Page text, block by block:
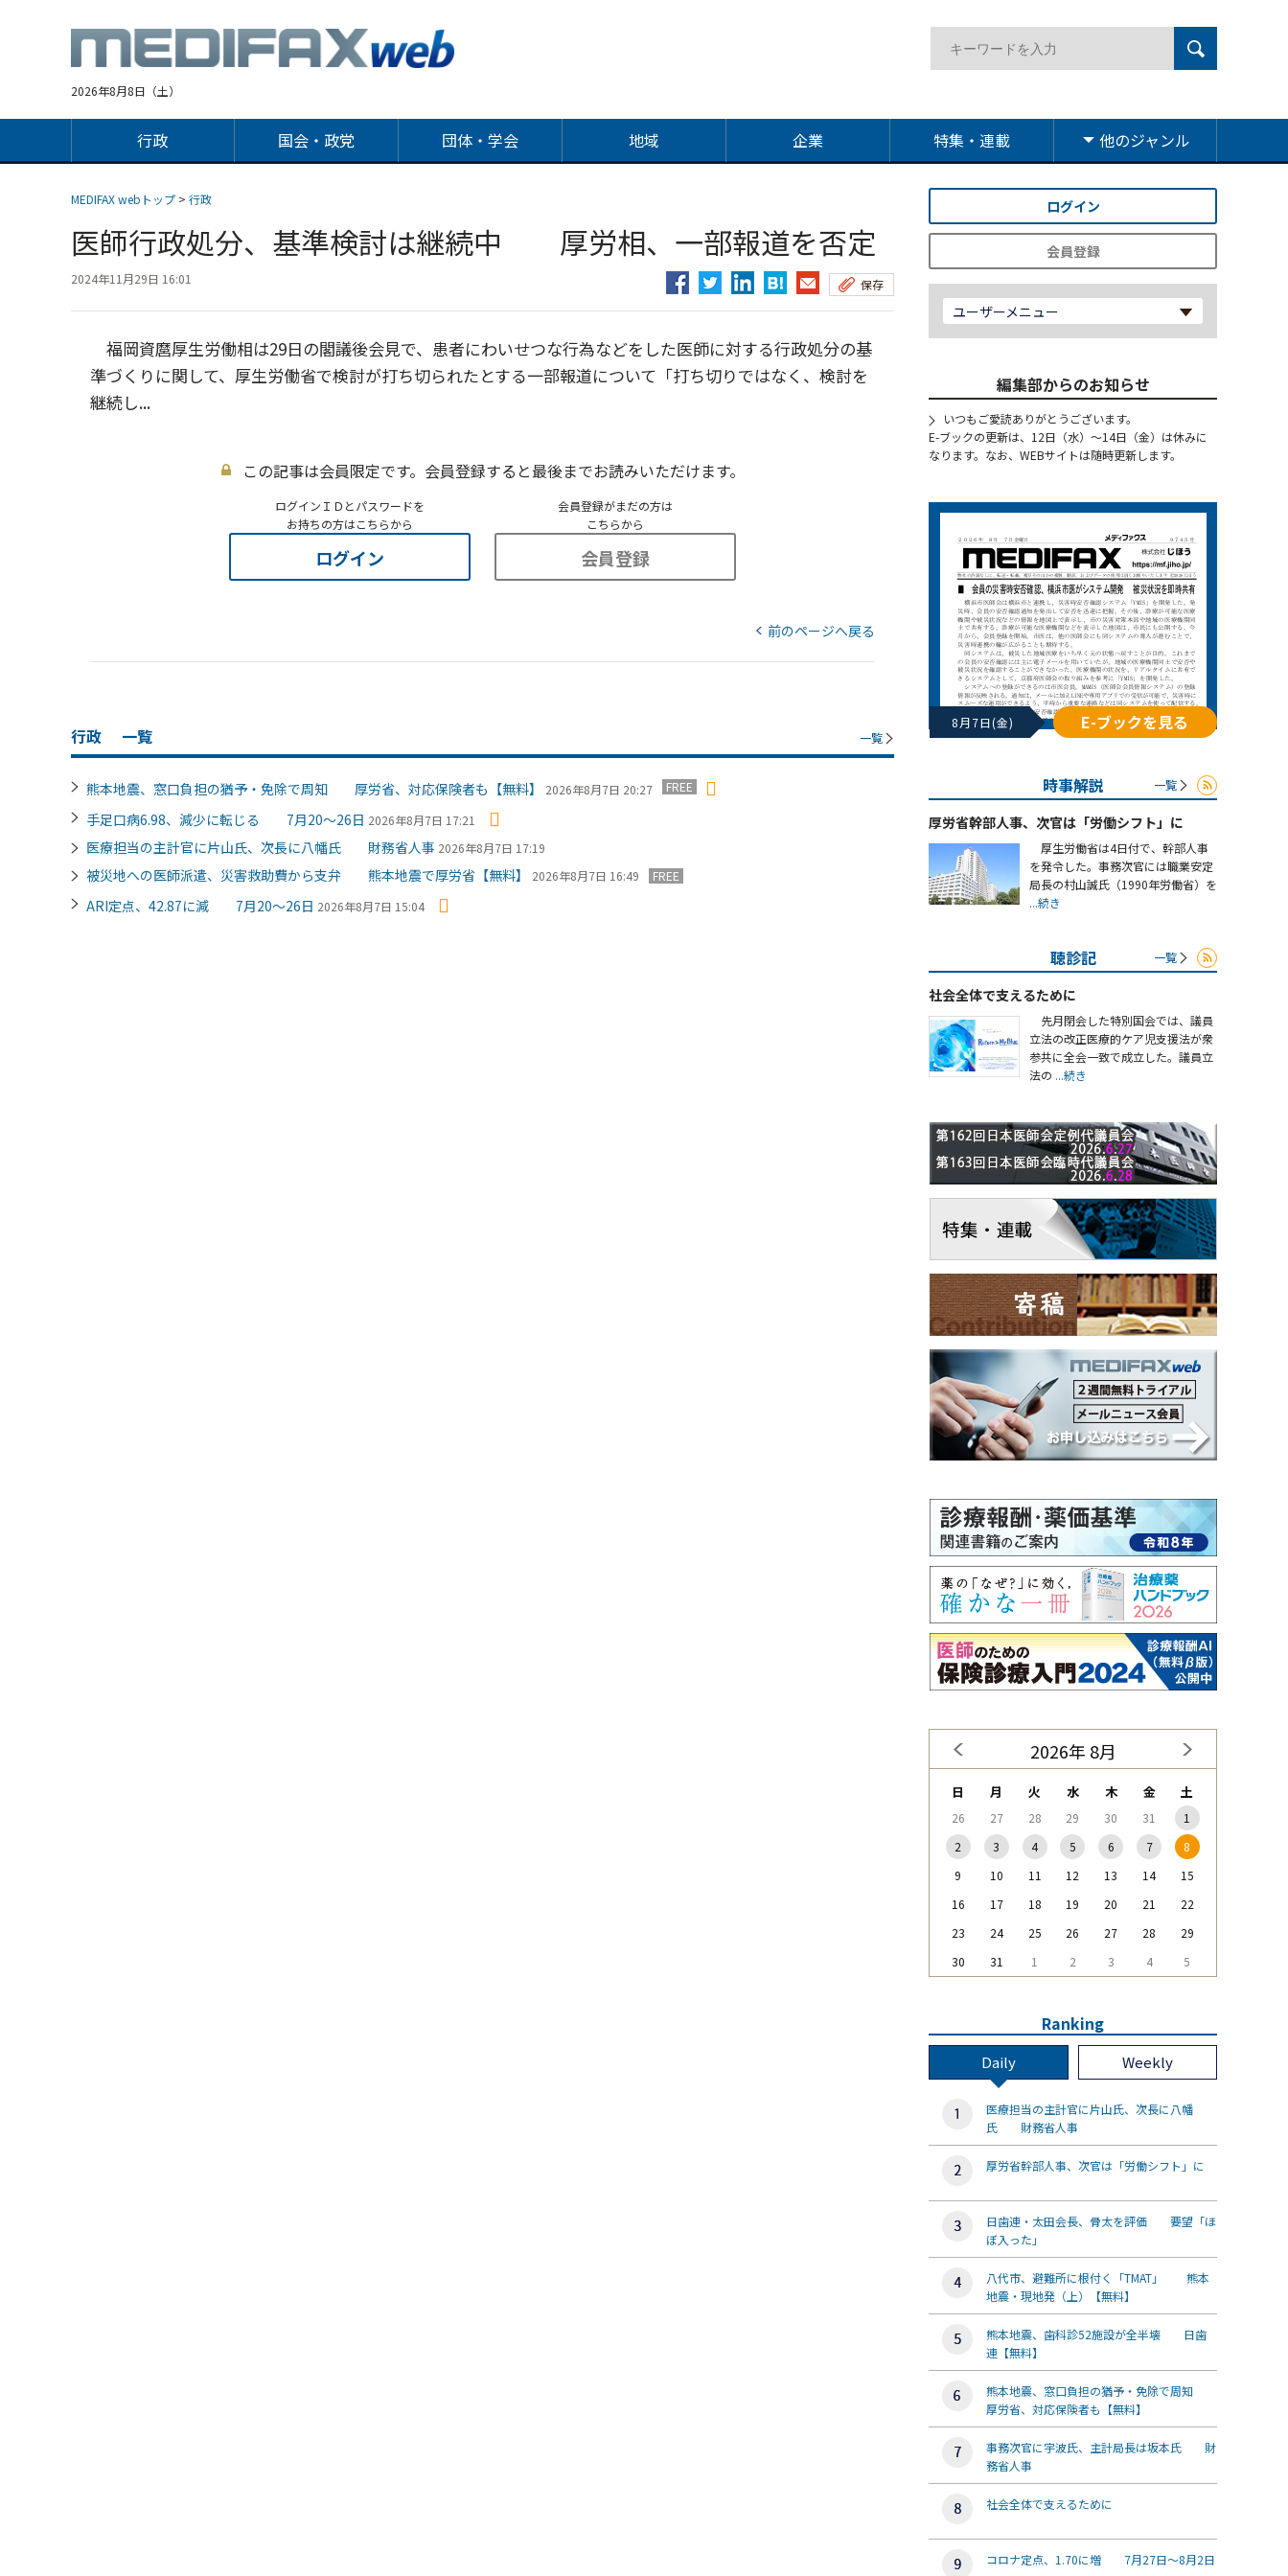
2026年8月8日（土）
行政 国会・政党 団体・学会 地域 企業 特集・連載 他のジャンル
MEDIFAX webトップ > 行政
医師行政処分、基準検討は継続中 厚労相、一部報道を否定
2024年11月29日 16:01 保存
福岡資麿厚生労働相は29日の閣議後会見で、患者にわいせつな行為などをした医師に対する行政処分の基
準づくりに関して、厚生労働省で検討が打ち切られたとする一部報道について「打ち切りではなく、検討を
継続し...
この記事は会員限定です。会員登録すると最後までお読みいただけます。
ログインＩＤとパスワードを
お持ちの方はこちらから
ログイン
会員登録がまだの方は
こちらから
会員登録
前のページへ戻る
行政 一覧 一覧
熊本地震、窓口負担の猶予・免除で周知 厚労省、対応保険者も【無料】 2026年8月7日 20:27 FREE
手足口病6.98、減少に転じる 7月20～26日 2026年8月7日 17:21
医療担当の主計官に片山氏、次長に八幡氏 財務省人事 2026年8月7日 17:19
被災地への医師派遣、災害救助費から支弁 熊本地震で厚労省【無料】 2026年8月7日 16:49 FREE
ARI定点、42.87に減 7月20～26日 2026年8月7日 15:04
ログイン
会員登録
ユーザーメニュー
編集部からのお知らせ
いつもご愛読ありがとうございます。
E-ブックの更新は、12日（水）～14日（金）は休みに
なります。なお、WEBサイトは随時更新します。
8月7日(金) E-ブックを見る
時事解説 一覧
厚労省幹部人事、次官は「労働シフト」に
厚生労働省は4日付で、幹部人事
を発令した。事務次官には職業安定
局長の村山誠氏（1990年労働省）を
...続き
聴診記 一覧
社会全体で支えるために
先月閉会した特別国会では、議員
立法の改正医療的ケア児支援法が衆
参共に全会一致で成立した。議員立
法の ...続き
2026年 8月
日 月 火 水 木 金 土
26 27 28 29 30 31
1
2
3 4 5 6 7
8
9
10 11 12 13 14
15
16
17 18 19 20 21
22
23
24 25 26 27 28
29
30
31 1 2 3 4 5
Ranking
Daily Weekly
医療担当の主計官に片山氏、次長に八幡
氏 財務省人事
厚労省幹部人事、次官は「労働シフト」に
日歯連・太田会長、骨太を評価 要望「ほ
ぼ入った」
八代市、避難所に根付く「TMAT」 熊本
地震・現地発（上）【無料】
熊本地震、歯科診52施設が全半壊 日歯
連【無料】
熊本地震、窓口負担の猶予・免除で周知
厚労省、対応保険者も【無料】
事務次官に宇波氏、主計局長は坂本氏 財
務省人事
社会全体で支えるために
コロナ定点、1.70に増 7月27日～8月2日